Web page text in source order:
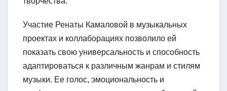
Участие Ренаты Камаловой в музыкальных
проектах и коллаборациях позволило ей
показать свою универсальность и способность
адаптироваться к различным жанрам и стилям
музыки. Ее голос, эмоциональность и